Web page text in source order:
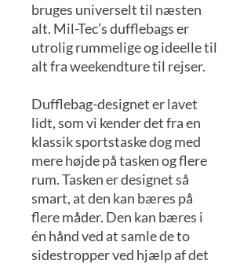
bruges universelt til næsten
alt. Mil-Tec’s dufflebags er
utrolig rummelige og ideelle til
alt fra weekendture til rejser.
Dufflebag-designet er lavet
lidt, som vi kender det fra en
klassik sportstaske dog med
mere højde på tasken og flere
rum. Tasken er designet så
smart, at den kan bæres på
flere måder. Den kan bæres i
én hånd ved at samle de to
sidestropper ved hjælp af det